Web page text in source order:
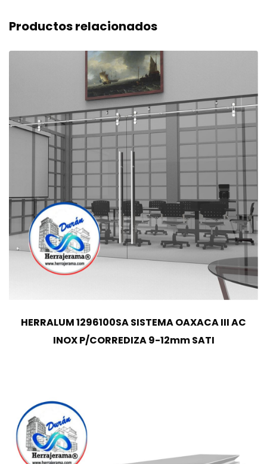
Productos relacionados
HERRALUM 1296100SA SISTEMA OAXACA III AC
INOX P/CORREDIZA 9-12mm SATI